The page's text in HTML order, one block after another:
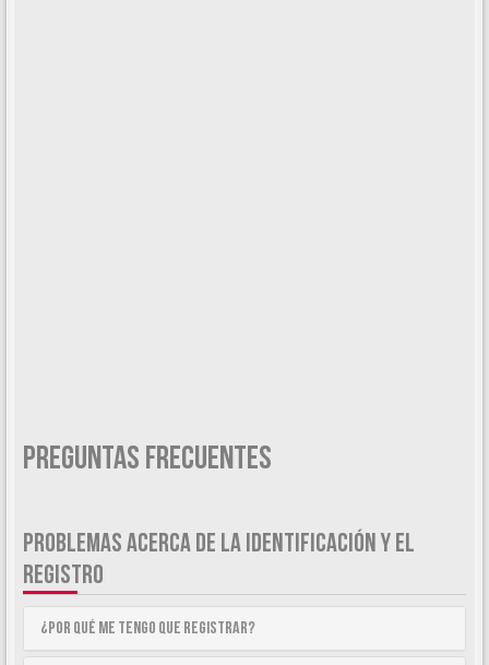
Preguntas Frecuentes
PROBLEMAS ACERCA DE LA IDENTIFICACIÓN Y EL
REGISTRO
¿Por qué me tengo que registrar?